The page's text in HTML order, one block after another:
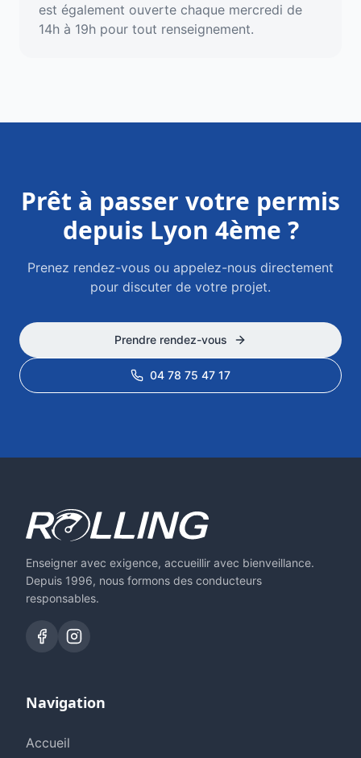
est également ouverte chaque mercredi de
14h à 19h pour tout renseignement.
Prêt à passer votre permis
depuis Lyon 4ème ?
Prenez rendez-vous ou appelez-nous directement
pour discuter de votre projet.
Prendre rendez-vous
04 78 75 47 17
Enseigner avec exigence, accueillir avec bienveillance.
Depuis 1996, nous formons des conducteurs
responsables.
Navigation
Accueil